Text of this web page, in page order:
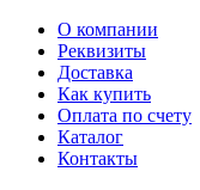
О компании
Реквизиты
Доставка
Как купить
Оплата по счету
Каталог
Контакты